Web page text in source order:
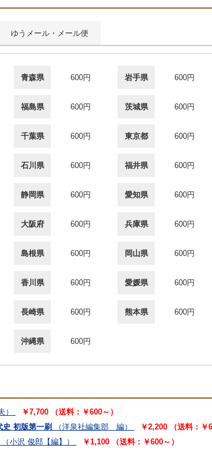
ゆうメール・メール便
青森県 600円 岩手県 600円
福島県 600円 茨城県 600円
千葉県 600円 東京都 600円
石川県 600円 福井県 600円
静岡県 600円 愛知県 600円
大阪府 600円 兵庫県 600円
島根県 600円 岡山県 600円
香川県 600円 愛媛県 600円
長崎県 600円 熊本県 600円
沖縄県 600円
）
￥7,700 （送料：￥600～）
初版第一刷
（洋泉社編集部 編）
￥2,200 （送料：￥
（小沢 俊郎【編】）
￥1,100 （送料：￥600～）